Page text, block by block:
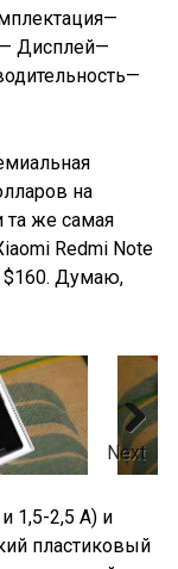
Дисплей—
на
та же самая
Redmi Note
$160. Думаю,
Next
1,5-2,5 А) и
пластиковый